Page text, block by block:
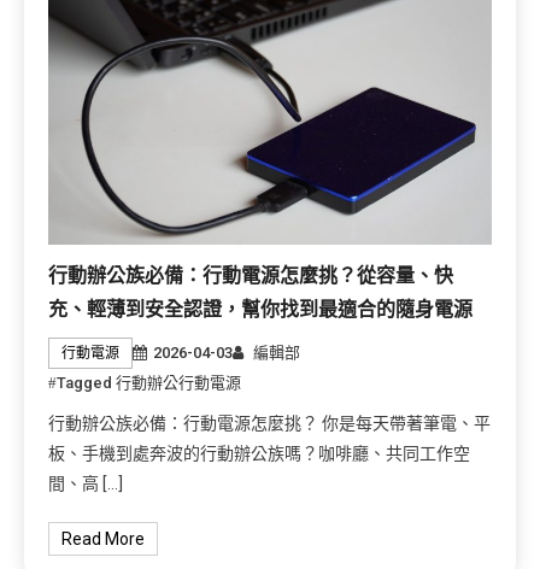
行動辦公族必備：行動電源怎麼挑？從容量、快
充、輕薄到安全認證，幫你找到最適合的隨身電源
行動電源 2026-04-03
編輯部
Tagged行動辦公行動電源
行動辦公族必備：行動電源怎麼挑？ 你是每天帶著筆電、平
板、手機到處奔波的行動辦公族嗎？咖啡廳、共同工作空
間、高 […]
Read More